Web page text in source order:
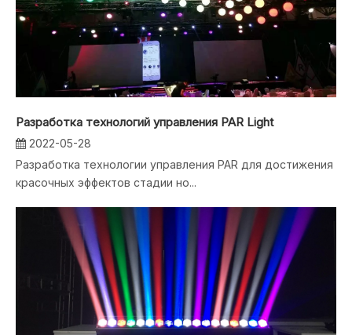
Разработка технологий управления PAR Light
2022-05-28
Разработка технологии управления PAR для достижения
красочных эффектов стадии но...